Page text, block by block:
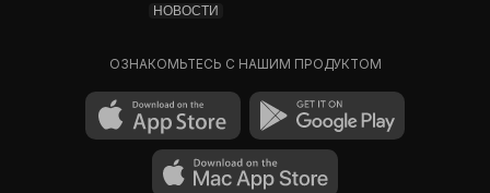
НОВОСТИ
ОЗНАКОМЬТЕСЬ С НАШИМ ПРОДУКТОМ